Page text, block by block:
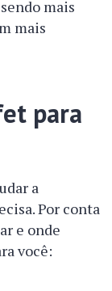
mais
mais
para
a
Por conta
e onde
você: